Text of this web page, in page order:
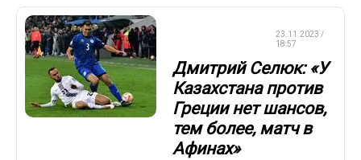
23.11.2023 /
18:57
Дмитрий Селюк: «У
Казахстана против
Греции нет шансов,
тем более, матч в
Афинах»